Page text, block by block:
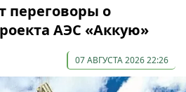
переговоры о
АЭС «Аккую»
07 АВГУСТА 2026 22:26